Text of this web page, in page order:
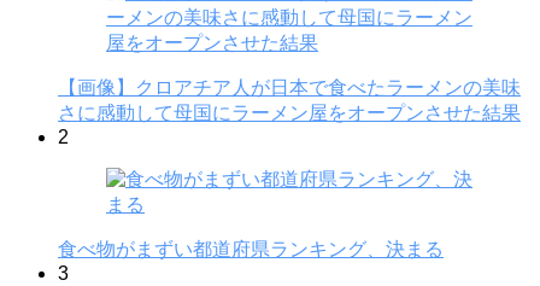
【画像】クロアチア人が日本で食べたラーメンの美味
さに感動して母国にラーメン屋をオープンさせた結果
2
食べ物がまずい都道府県ランキング、決まる
3